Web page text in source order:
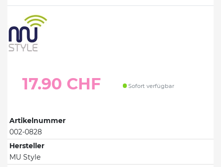
17.90 CHF Sofort verfügbar
Artikelnummer
002-0828
Hersteller
MU Style